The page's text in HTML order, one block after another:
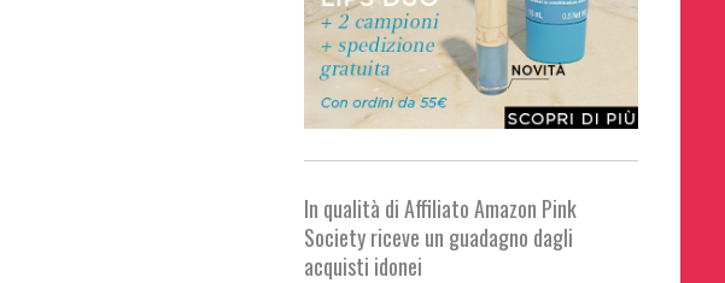
In qualità di Affiliato Amazon Pink
Society riceve un guadagno dagli
acquisti idonei